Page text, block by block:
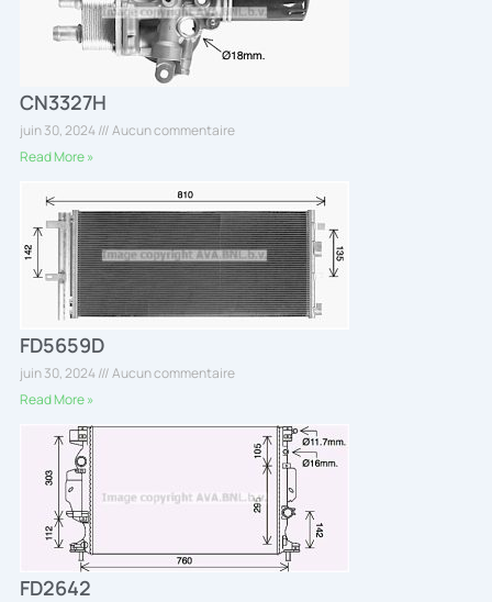
CN3327H
juin 30, 2024
Aucun commentaire
Read More »
FD5659D
juin 30, 2024
Aucun commentaire
Read More »
FD2642